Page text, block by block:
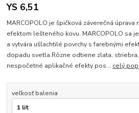
YS 6,51
MARCOPOLO je špičková záverečná úprava
efektom lešteného kovu. MARCOPOLO sa
a vytvára ušľachtilé povrchy s farebnými
dopadu svetla.Rôzne odtiene zlata,
nespočetné aplikačné efekty pos... celý
veľkosť balenia